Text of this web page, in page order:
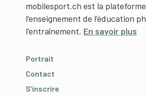
mobilesport.ch est la
l’enseignement de l’éducation
l’entraînement. En savoir plus
Portrait
Contact
S’inscrire